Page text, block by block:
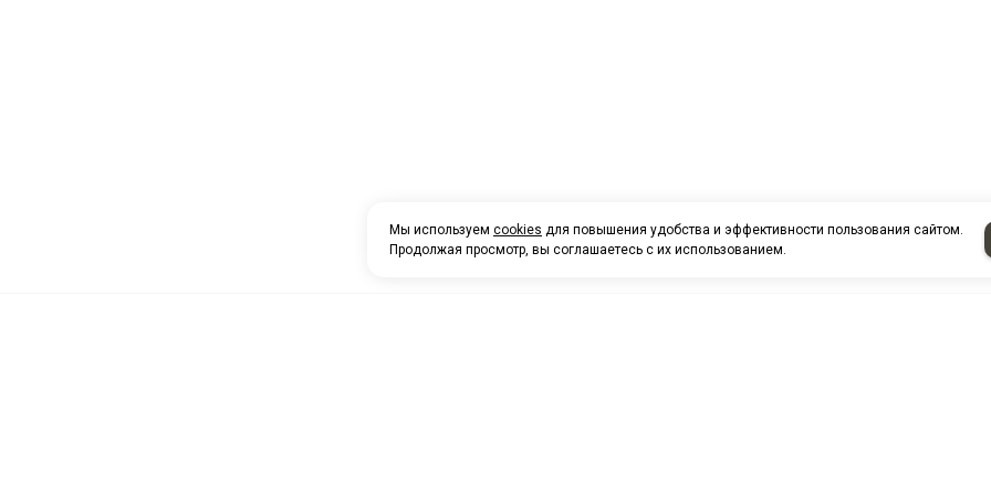
Мы используем cookies для повышения удобства и эффективности пользования сайтом.
Продолжая просмотр, вы соглашаетесь с их использованием.